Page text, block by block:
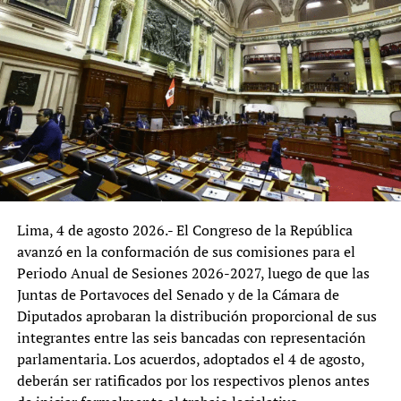
productores de la agricultura familiar, agricultores,
organizaciones agrarias, juntas de usuarios de riego,
cooperativas, agroexportadores, trabajadores agrarios,
comerciantes y empresas de la cadena agroalimentaria
podría enriquecer el diagnóstico, al incorporar la
experiencia de quienes interactúan de manera
permanente con los servicios que brinda el ministerio.
La reorganización del MIDAGRI representa una
adecuarla a los desafíos del desarrollo agrario. El
principal reto será que las reformas logren combinar
eficiencia administrativa, alineamiento con las políticas
nacionales y una amplia participación de los actores del
sector, con el propósito de consolidar una institución
orientada a responder de manera más efectiva a las
necesidades del agro peruano.
Lima, 4 de agosto 2026.- El Congreso de la República
avanzó en la conformación de sus comisiones para el
Periodo Anual de Sesiones 2026-2027, luego de que las
Juntas de Portavoces del Senado y de la Cámara de
Diputados aprobaran la distribución proporcional de sus
integrantes entre las seis bancadas con representación
parlamentaria. Los acuerdos, adoptados el 4 de agosto,
deberán ser ratificados por los respectivos plenos antes